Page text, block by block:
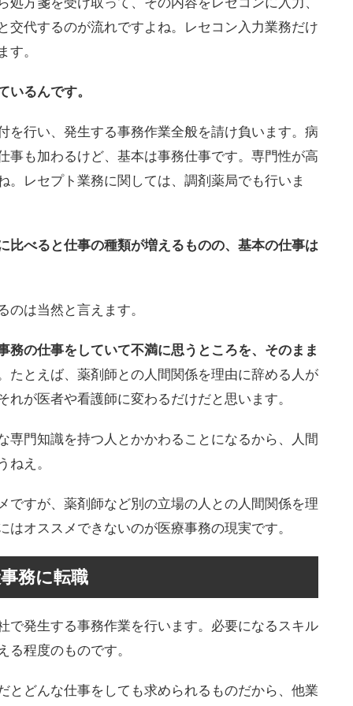
交代するのが流れですよね。レセコン入力業務だけ
す。
いるんです。
を行い、発生する事務作業全般を請け負います。病
事も加わるけど、基本は事務仕事です。専門性が高
。レセプト業務に関しては、調剤薬局でも行いま
比べると仕事の種類が増えるものの、基本の仕事は
は当然と言えます。
務の仕事をしていて不満に思うところを、そのまま
たとえば、薬剤師との人間関係を理由に辞める人が
が医者や看護師に変わるだけだと思います。
専門知識を持つ人とかかわることになるから、人間
ねえ。
ですが、薬剤師など別の立場の人との人間関係を理
オススメできないのが医療事務の現実です。
務に転職
で発生する事務作業を行います。必要になるスキル
程度のものです。
とどんな仕事をしても求められるものだから、他業